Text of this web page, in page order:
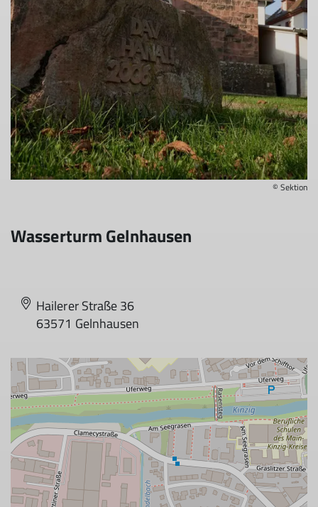
© Sektion
Wasserturm Gelnhausen
Hailerer Straße 36
63571 Gelnhausen
© DAV Hanau/Jan Görtz